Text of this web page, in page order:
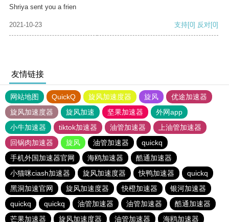
Shriya sent you a frien
2021-10-23 支持[0] 反对[0]
友情链接
网站地图 QuickQ 旋风加速度器 旋风
优途加速器
旋风加速度器
旋风加速 坚果加速器
外网app
小牛加速器
tiktok加速器 油管加速器
上油管加速器
回锅肉加速器
旋风 油管加速器
quickq
手机外国加速器官网
海鸥加速器
酷通加速器
小猫咪ciash加速器
旋风加速度器 快鸭加速器
quickq
黑洞加速官网
旋风加速度器 快橙加速器
银河加速器
quickq
quickq 油管加速器 油管加速器
酷通加速器
芒果加速器
旋风加速度器 油管加速器 海鸥加速器